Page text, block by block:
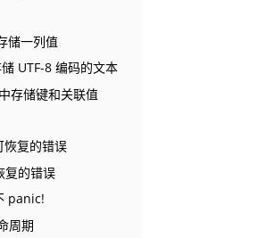
储一列值
UTF-8 编码的文本
存储键和关联值
复的错误
复的错误
panic!
周期